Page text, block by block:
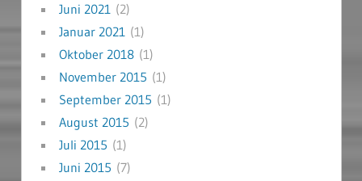
Juni 2021(2)
Januar 2021(1)
Oktober 2018(1)
November 2015 (1)
September 2015 (1)
August 2015 (2)
Juli 2015 (1)
Juni 2015 (7)